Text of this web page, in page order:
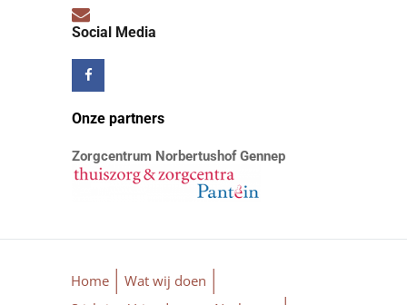
Social Media
Onze partners
Zorgcentrum Norbertushof Gennep
Home
Wat wij doen